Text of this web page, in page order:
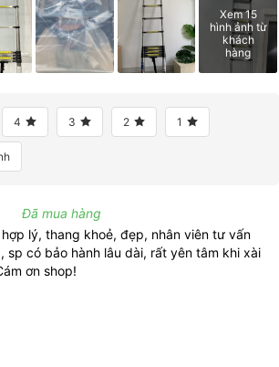
Xem 15
hình ảnh từ
khách
hàng
4 3 2 1
Đã mua hàng
hợp lý, thang khoẻ, đẹp, nhân viên tư vấn
sp có bảo hành lâu dài, rất yên tâm khi xài
ơn shop!